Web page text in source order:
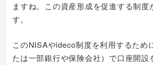
ますね。この資産形成を促進する制
す。
このNISAやideco制度を利用するため
たは一部銀行や保険会社）で口座開設